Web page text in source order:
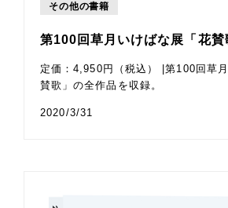
その他の書籍
第100回草月いけばな展「花賛
定価：4,950円（税込） |第100回草
賛歌」の全作品を収録。
2020/3/31